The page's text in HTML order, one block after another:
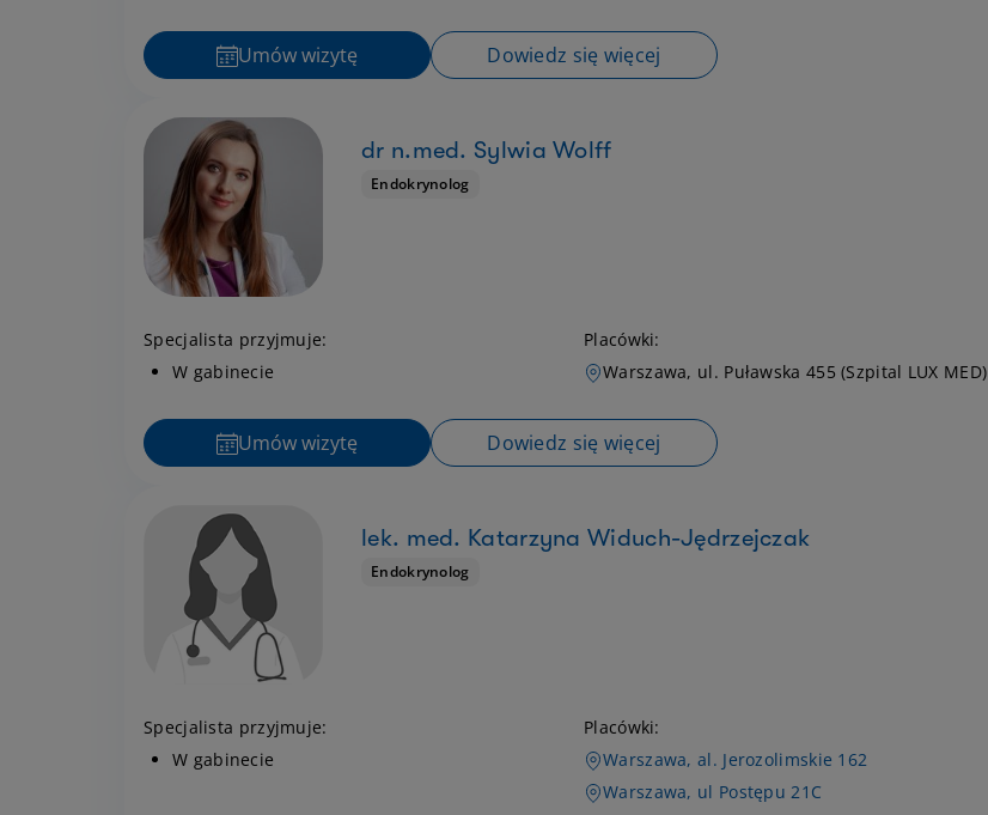
Umów wizytę Dowiedz się więcej
dr n.med. Sylwia Wolff
Endokrynolog
Specjalista przyjmuje:
W gabinecie
Placówki:
Warszawa, ul. Puławska 455 (Szpital LUX MED)
Umów wizytę Dowiedz się więcej
lek. med. Katarzyna Widuch-Jędrzejczak
Endokrynolog
Specjalista przyjmuje:
W gabinecie
Placówki:
Warszawa, al. Jerozolimskie 162
Warszawa, ul Postępu 21C